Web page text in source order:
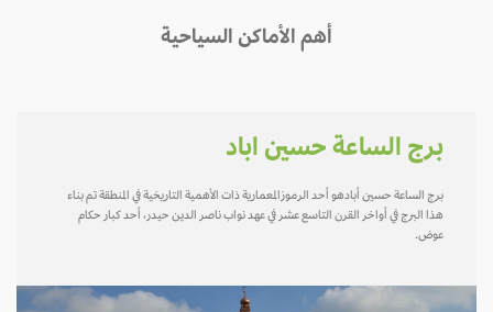
أهم الأماكن السياحية
برج الساعة حسين اباد
برج الساعة حسين أبادهو أحد الرموزالمعمارية ذات الأهمية التاريخية في المنطقة تم بناء
هذا البرج في أواخر القرن التاسع عشر في عهد نواب ناصر الدين حيدر، أحد كبار حكام
عوض.